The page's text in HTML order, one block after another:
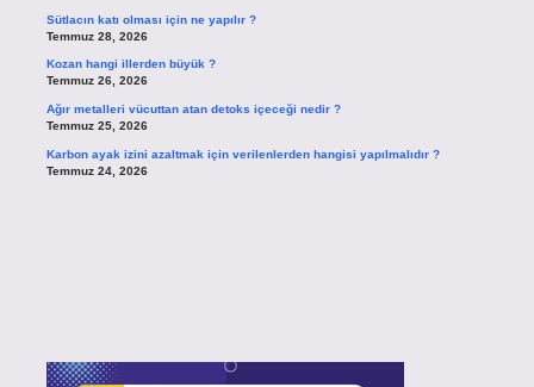
Sütlacın katı olması için ne yapılır ?
Temmuz 28, 2026
Kozan hangi illerden büyük ?
Temmuz 26, 2026
Ağır metalleri vücuttan atan detoks içeceği nedir ?
Temmuz 25, 2026
Karbon ayak izini azaltmak için verilenlerden hangisi yapılmalıdır ?
Temmuz 24, 2026